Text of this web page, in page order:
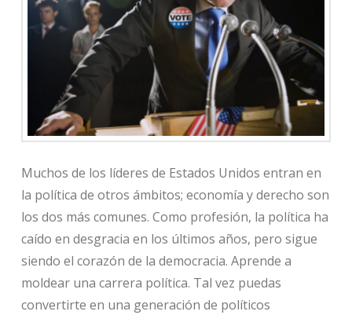
Muchos de los líderes de Estados Unidos entran en
la política de otros ámbitos; economía y derecho son
los dos más comunes. Como profesión, la política ha
caído en desgracia en los últimos años, pero sigue
siendo el corazón de la democracia. Aprende a
moldear una carrera política. Tal vez puedas
convertirte en una generación de políticos